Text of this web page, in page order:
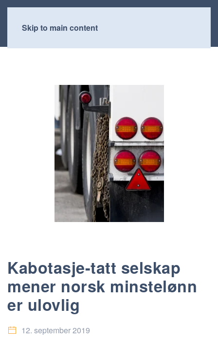
Skip to main content
Kabotasje-tatt selskap
mener norsk minstelønn
er ulovlig
12. september 2019